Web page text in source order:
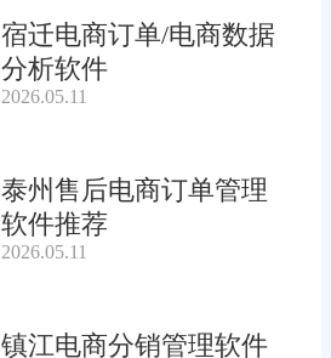
宿迁电商订单/电商数据
分析软件
2026.05.11
泰州售后电商订单管理
软件推荐
2026.05.11
镇江电商分销管理软件